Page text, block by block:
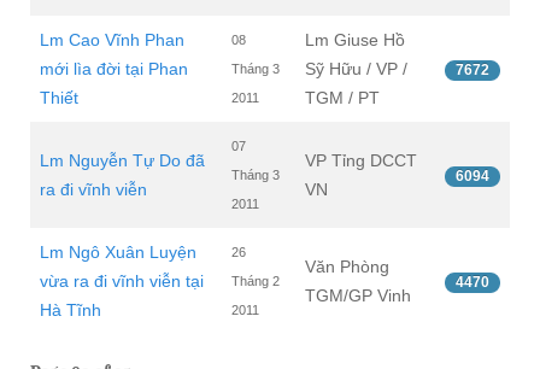
Lm Cao Vĩnh Phan
mới lìa đời tại Phan
Thiết
08
Tháng 3
2011
Lm Giuse Hồ
Sỹ Hữu / VP /
TGM / PT
7672
Lm Nguyễn Tự Do đã
ra đi vĩnh viễn
07
Tháng 3
2011
VP Tỉng DCCT
VN
6094
Lm Ngô Xuân Luyện
vừa ra đi vĩnh viễn tại
Hà Tĩnh
26
Tháng 2
2011
Văn Phòng
TGM/GP Vinh
4470